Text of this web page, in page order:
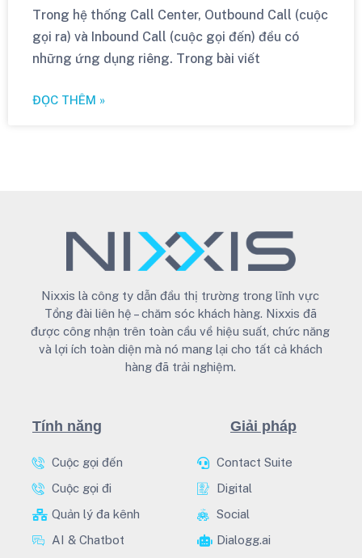
Trong hệ thống Call Center, Outbound Call (cuộc
gọi ra) và Inbound Call (cuộc gọi đến) đều có
những ứng dụng riêng. Trong bài viết
ĐỌC THÊM »
Nixxis là công ty dẫn đầu thị trường trong lĩnh vực
Tổng đài liên hệ – chăm sóc khách hàng. Nixxis đã
được công nhận trên toàn cầu về hiệu suất, chức năng
và lợi ích toàn diện mà nó mang lại cho tất cả khách
hàng đã trải nghiệm.
Tính năng
Cuộc gọi đến
Cuộc gọi đi
Quản lý đa kênh
AI & Chatbot
Giải pháp
Contact Suite
Digital
Social
Dialogg.ai